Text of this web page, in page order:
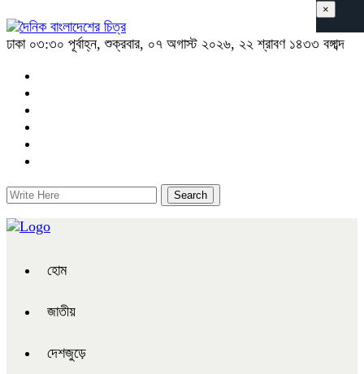
ঢাকা ০৩:৩০ পূর্বাহ্ন, শুক্রবার, ০৭ অগাস্ট ২০২৬, ২২ শ্রাবণ ১৪৩৩ বঙ্গাব্দ
হোম
জাতীয়
দেশজুড়ে
×